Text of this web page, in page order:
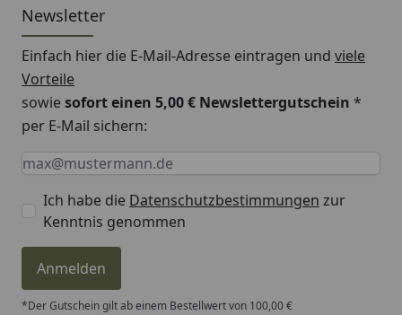
Newsletter
Einfach hier die E-Mail-Adresse eintragen und viele
Vorteile
sowiesofort einen 5,00 € Newslettergutschein *
per E-Mail sichern:
Keine Eingabe erforderlich
Eingabe erforderlich
E-Mail *
Ich habe die Datenschutzbestimmungen zur
Kenntnis genommen
Anmelden
*Der Gutschein gilt ab einem Bestellwert von 100,00 €